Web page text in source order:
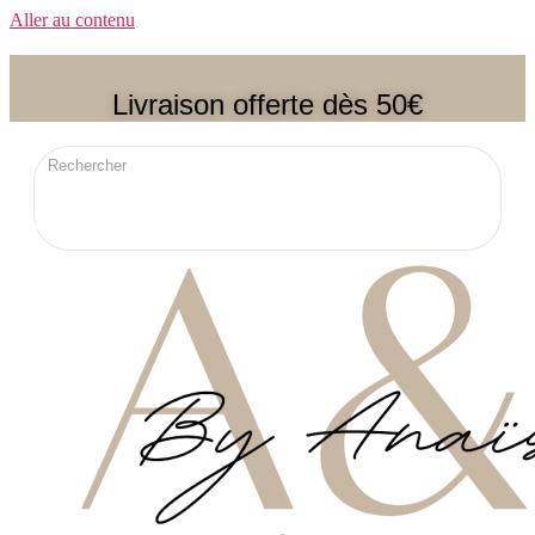
Aller au contenu
Livraison offerte dès 50€